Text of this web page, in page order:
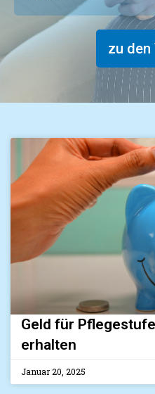
zu den
Geld für
erhalten
Januar 20, 2025